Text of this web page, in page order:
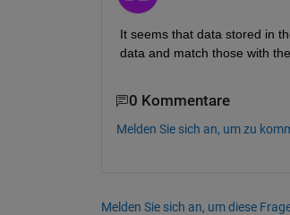
It seems that data stored in
data and match those with
0 Kommentare
Melden Sie sich an, um zu
Melden Sie sich an, um diese